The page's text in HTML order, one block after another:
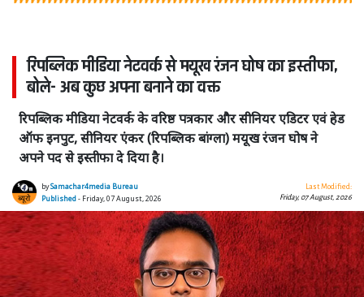
रिपब्लिक मीडिया नेटवर्क से मयूख रंजन घोष का इस्तीफा,
बोले- अब कुछ अपना बनाने का वक्त
रिपब्लिक मीडिया नेटवर्क के वरिष्ठ पत्रकार और सीनियर एडिटर एवं हेड
ऑफ इनपुट, सीनियर एंकर (रिपब्लिक बांग्ला) मयूख रंजन घोष ने
अपने पद से इस्तीफा दे दिया है।
bySamachar4media Bureau
Published- Friday, 07 August, 2026
Last Modified:
Friday, 07 August, 2026